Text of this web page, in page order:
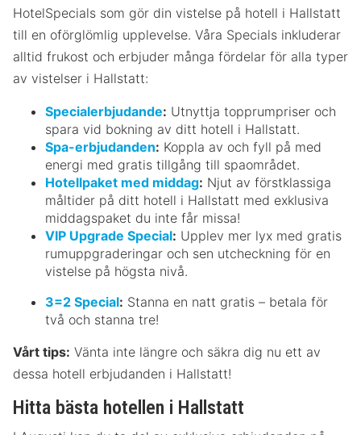
HotelSpecials som gör din vistelse på hotell i Hallstatt
till en oförglömlig upplevelse. Våra Specials inkluderar
alltid frukost och erbjuder många fördelar för alla typer
av vistelser i Hallstatt:
Specialerbjudande: Utnyttja topprumpriser och
spara vid bokning av ditt hotell i Hallstatt.
Spa-erbjudanden: Koppla av och fyll på med
energi med gratis tillgång till spaområdet.
Hotellpaket med middag: Njut av förstklassiga
måltider på ditt hotell i Hallstatt med exklusiva
middagspaket du inte får missa!
VIP Upgrade Special: Upplev mer lyx med gratis
rumuppgraderingar och sen utcheckning för en
vistelse på högsta nivå.
3=2 Special: Stanna en natt gratis – betala för
två och stanna tre!
Vårt tips: Vänta inte längre och säkra dig nu ett av
dessa hotell erbjudanden i Hallstatt!
Hitta bästa hotellen i Hallstatt